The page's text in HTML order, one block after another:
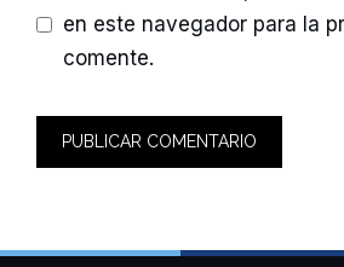
en este navegador para la
comente.